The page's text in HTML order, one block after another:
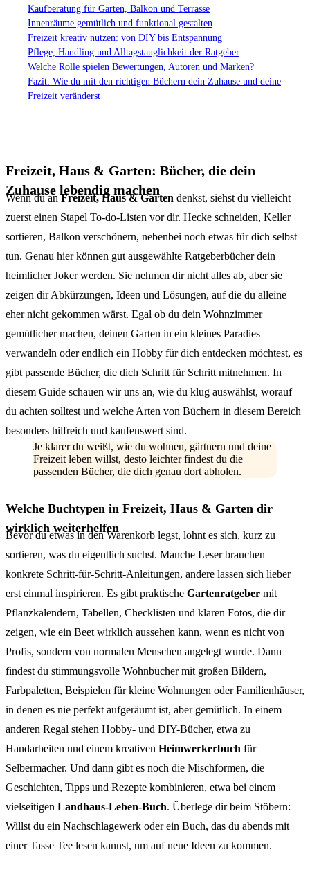
Freizeit, Haus & Garten: Bücher, die dein
Zuhause lebendig machen
Wenn du anFreizeit, Haus & Garten denkst, siehst du vielleicht
zuerst einen Stapel To-do-Listen vor dir. Hecke schneiden, Keller
sortieren, Balkon verschönern, nebenbei noch etwas für dich selbst
tun. Genau hier können gut ausgewählte Ratgeberbücher dein
heimlicher Joker werden. Sie nehmen dir nicht alles ab, aber sie
zeigen dir Abkürzungen, Ideen und Lösungen, auf die du alleine
eher nicht gekommen wärst. Egal ob du dein Wohnzimmer
gemütlicher machen, deinen Garten in ein kleines Paradies
verwandeln oder endlich ein Hobby für dich entdecken möchtest, es
gibt passende Bücher, die dich Schritt für Schritt mitnehmen. In
diesem Guide schauen wir uns an, wie du klug auswählst, worauf
du achten solltest und welche Arten von Büchern in diesem Bereich
besonders hilfreich und kaufenswert sind.
Je klarer du weißt, wie du wohnen, gärtnern und deine
Freizeit leben willst, desto leichter findest du die
passenden Bücher, die dich genau dort abholen.
Welche Buchtypen in Freizeit, Haus & Garten dir
wirklich weiterhelfen
Bevor du etwas in den Warenkorb legst, lohnt es sich, kurz zu
sortieren, was du eigentlich suchst. Manche Leser brauchen
konkrete Schritt-für-Schritt-Anleitungen, andere lassen sich lieber
erst einmal inspirieren. Es gibt praktische Gartenratgeber mit
Pflanzkalendern, Tabellen, Checklisten und klaren Fotos, die dir
zeigen, wie ein Beet wirklich aussehen kann, wenn es nicht von
Profis, sondern von normalen Menschen angelegt wurde. Dann
findest du stimmungsvolle Wohnbücher mit großen Bildern,
Farbpaletten, Beispielen für kleine Wohnungen oder Familienhäuser,
in denen es nie perfekt aufgeräumt ist, aber gemütlich. In einem
anderen Regal stehen Hobby- und DIY-Bücher, etwa zu
Handarbeiten und einem kreativen Heimwerkerbuch für
Selbermacher. Und dann gibt es noch die Mischformen, die
Geschichten, Tipps und Rezepte kombinieren, etwa bei einem
vielseitigen Landhaus-Leben-Buch. Überlege dir beim Stöbern:
Willst du ein Nachschlagewerk oder ein Buch, das du abends mit
einer Tasse Tee lesen kannst, um auf neue Ideen zu kommen.
Kaufberatung für Garten, Balkon und Terrasse
Innenräume gemütlich und funktional gestalten
Freizeit kreativ nutzen: von DIY bis Entspannung
Pflege, Handling und Alltagstauglichkeit der Ratgeber
Welche Rolle spielen Bewertungen, Autoren und Marken?
Fazit: Wie du mit den richtigen Büchern dein Zuhause und deine
Freizeit veränderst